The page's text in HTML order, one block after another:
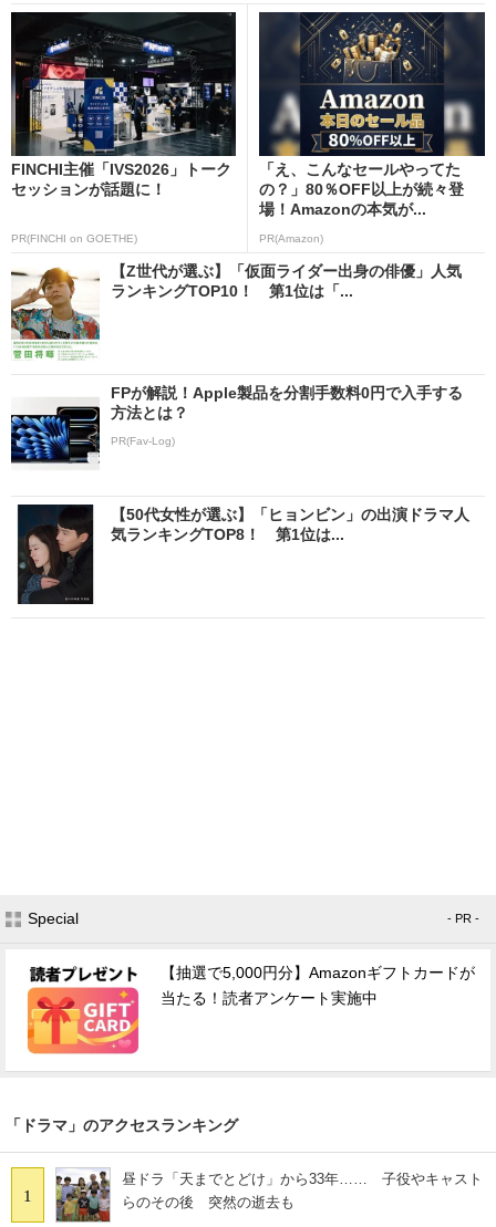
FINCHI主催「IVS2026」トーク
セッションが話題に！
PR(FINCHI on GOETHE)
「え、こんなセールやってた
の？」80％OFF以上が続々登
場！Amazonの本気が...
PR(Amazon)
【Z世代が選ぶ】「仮面ライダー出身の俳優」人気
ランキングTOP10！ 第1位は「...
FPが解説！Apple製品を分割手数料0円で入手する
方法とは？
PR(Fav-Log)
【50代女性が選ぶ】「ヒョンビン」の出演ドラマ人
気ランキングTOP8！ 第1位は...
Special - PR -
【抽選で5,000円分】Amazonギフトカードが
当たる！読者アンケート実施中
「ドラマ」のアクセスランキング
1
昼ドラ「天までとどけ」から33年…… 子役やキャスト
らのその後 突然の逝去も